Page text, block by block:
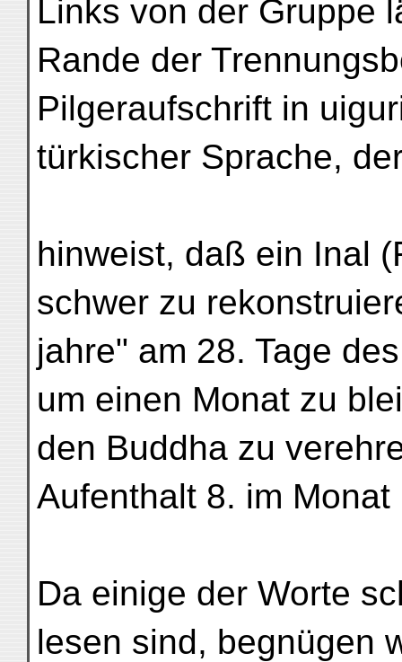
Links von der Gruppe
Rande der
Pilgeraufschrift in
türkischer Sprache,
hinweist, daß ein Inal
schwer zu
jahre" am 28. Tage
um einen Monat zu
den Buddha zu
Aufenthalt 8. im Monat
Da einige der Worte
lesen sind, begnügen